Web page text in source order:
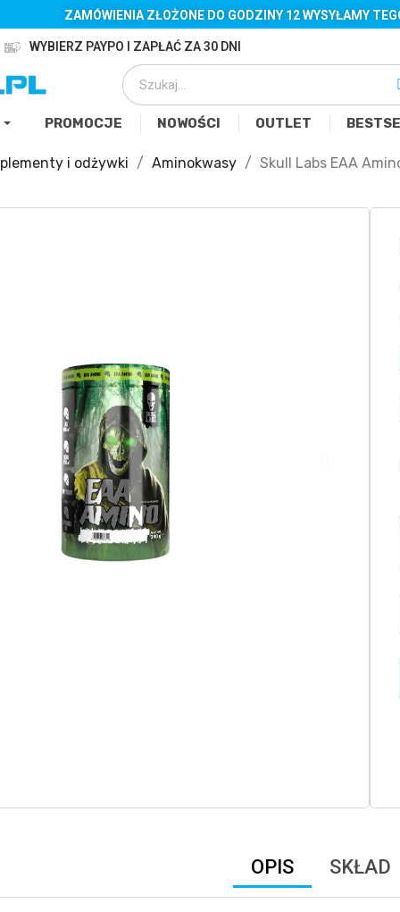
ZAMÓWIENIA ZŁOŻONE DO GODZINY 12 WYSYŁAMY
WYBIERZ PAYPO I ZAPŁAĆ ZA 30 DNI
PROMOCJE NOWOŚCI OUTLET
i odżywki Aminokwasy Skull Labs EAA
OPIS SKŁAD